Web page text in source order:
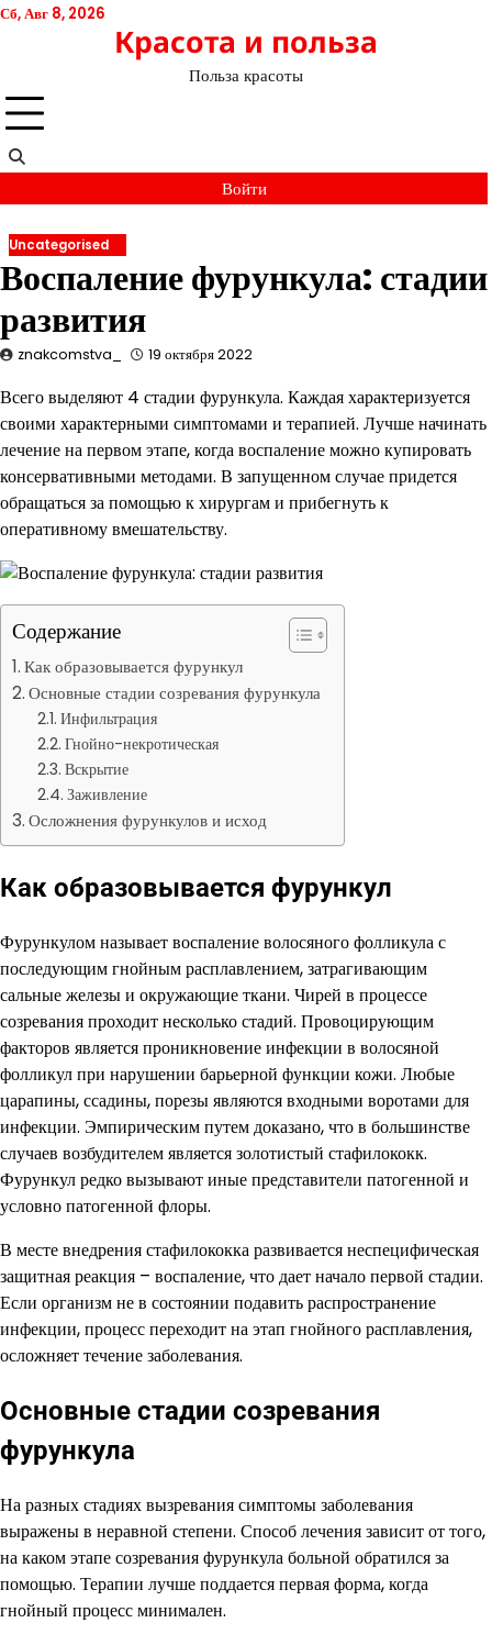
Перейти
Сб, Авг 8, 2026
Красота и польза
Польза красоты
Войти
Uncategorised
Воспаление фурункула: стадии
развития
znakcomstva_ 19 октября 2022
Всего выделяют 4 стадии фурункула. Каждая характеризуется
своими характерными симптомами и терапией. Лучше начинать
лечение на первом этапе, когда воспаление можно купировать
консервативными методами. В запущенном случае придется
обращаться за помощью к хирургам и прибегнуть к
оперативному вмешательству.
Содержание
Как образовывается фурункул
Основные стадии созревания фурункула
Инфильтрация
Гнойно-некротическая
Вскрытие
Заживление
Осложнения фурункулов и исход
Как образовывается фурункул
Фурункулом называет воспаление волосяного фолликула с
последующим гнойным расплавлением, затрагивающим
сальные железы и окружающие ткани. Чирей в процессе
созревания проходит несколько стадий. Провоцирующим
факторов является проникновение инфекции в волосяной
фолликул при нарушении барьерной функции кожи. Любые
царапины, ссадины, порезы являются входными воротами для
инфекции. Эмпирическим путем доказано, что в большинстве
случаев возбудителем является золотистый стафилококк.
Фурункул редко вызывают иные представители патогенной и
условно патогенной флоры.
В месте внедрения стафилококка развивается неспецифическая
защитная реакция – воспаление, что дает начало первой стадии.
Если организм не в состоянии подавить распространение
инфекции, процесс переходит на этап гнойного расплавления,
осложняет течение заболевания.
Основные стадии созревания
фурункула
На разных стадиях вызревания симптомы заболевания
выражены в неравной степени. Способ лечения зависит от того,
на каком этапе созревания фурункула больной обратился за
помощью. Терапии лучше поддается первая форма, когда
гнойный процесс минимален.